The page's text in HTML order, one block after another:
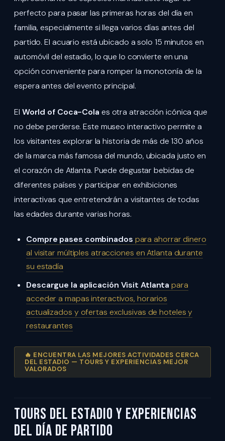
perfecto para pasar las primeras horas del día en
familia, especialmente si llega varios días antes del
partido. El acuario está ubicado a solo 15 minutos en
automóvil del estadio, lo que lo convierte en una
opción conveniente para romper la monotonía de la
espera antes del evento principal.
El World of Coca-Cola es otra atracción icónica que
no debe perderse. Este museo interactivo permite a
los visitantes explorar la historia de más de 130 años
de la marca más famosa del mundo, ubicada justo en
el corazón de Atlanta. Puede degustar bebidas de
diferentes países y participar en exhibiciones
interactivas que entretendrán a visitantes de todas
las edades durante varias horas.
Compre pases combinados para ahorrar dinero
al visitar múltiples atracciones en Atlanta durante
su estadía
Descargue la aplicación Visit Atlanta para
acceder a mapas interactivos, horarios
actualizados y ofertas exclusivas de hoteles y
restaurantes
🔥 ENCUENTRA LAS MEJORES ACTIVIDADES CERCA
DEL ESTADIO — TOURS Y EXPERIENCIAS MEJOR
VALORADOS
Tours del Estadio y Experiencias
del Día de Partido